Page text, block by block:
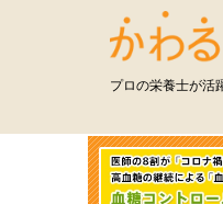
プロの栄養士が活